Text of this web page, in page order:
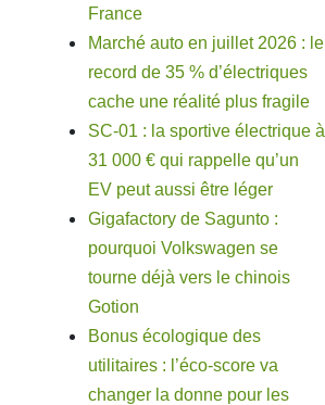
France
Marché auto en juillet 2026 : le
record de 35 % d’électriques
cache une réalité plus fragile
SC-01 : la sportive électrique à
31 000 € qui rappelle qu’un
EV peut aussi être léger
Gigafactory de Sagunto :
pourquoi Volkswagen se
tourne déjà vers le chinois
Gotion
Bonus écologique des
utilitaires : l’éco-score va
changer la donne pour les